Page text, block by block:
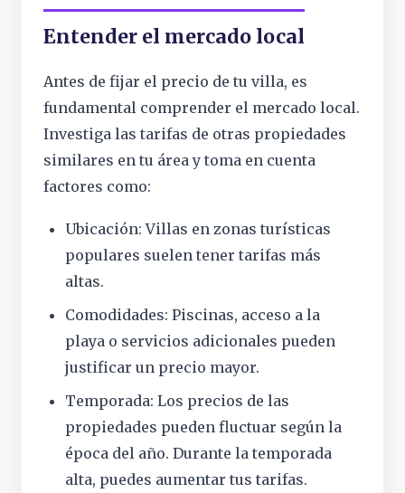
Entender el mercado local
Antes de fijar el precio de tu villa, es
fundamental comprender el mercado local.
Investiga las tarifas de otras propiedades
similares en tu área y toma en cuenta
factores como:
Ubicación: Villas en zonas turísticas
populares suelen tener tarifas más
altas.
Comodidades: Piscinas, acceso a la
playa o servicios adicionales pueden
justificar un precio mayor.
Temporada: Los precios de las
propiedades pueden fluctuar según la
época del año. Durante la temporada
alta, puedes aumentar tus tarifas.